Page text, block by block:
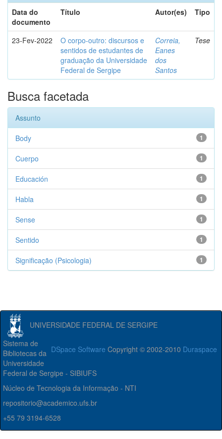
Data do
documento
Título Autor(es) Tipo
23-Fev-2022
O corpo-outro: discursos e
sentidos de estudantes de
graduação da Universidade
Federal de Sergipe
Correia,
Eanes
dos
Santos
Tese
Busca facetada
Assunto
1
Body
1
Cuerpo
1
Educación
1
Habla
1
Sense
1
Sentido
1
Significação (Psicologia)
UNIVERSIDADE FEDERAL DE SERGIPE
DSpace Software Copyright © 2002-2010 Duraspace
Sistema de
Bibliotecas da
Universidade
Federal de Sergipe - SIBIUFS
Núcleo de Tecnologia da Informação - NTI
repositorio@academico.ufs.br
+55 79 3194-6528